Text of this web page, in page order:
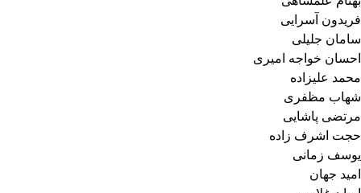
فریدون آسرایی
سامان جلیلی
احسان خواجه امیری
محمد علیزاده
شهاب مظفری
مرتضی پاشایی
حجت اشرف زاده
یوسف زمانی
امید جهان